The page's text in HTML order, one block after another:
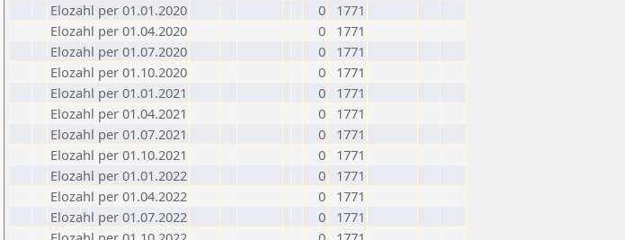
Elozahl per 01.01.2020
0
1771
Elozahl per 01.04.2020
0
1771
Elozahl per 01.07.2020
0
1771
Elozahl per 01.10.2020
0
1771
Elozahl per 01.01.2021
0
1771
Elozahl per 01.04.2021
0
1771
Elozahl per 01.07.2021
0
1771
Elozahl per 01.10.2021
0
1771
Elozahl per 01.01.2022
0
1771
Elozahl per 01.04.2022
0
1771
Elozahl per 01.07.2022
0
1771